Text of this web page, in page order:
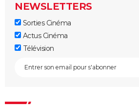
NEWSLETTERS
Sorties Cinéma
Actus Cinéma
Télévision